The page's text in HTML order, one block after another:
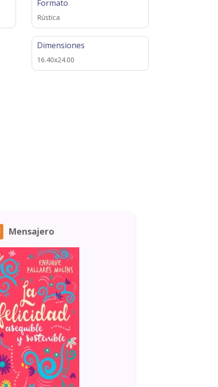
Formato
Rústica
Dimensiones
16.40x24.00
Mensajero